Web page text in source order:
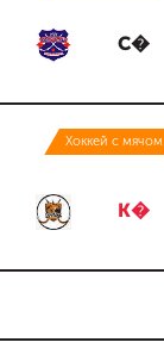
С�
Хоккей с мячом
К�